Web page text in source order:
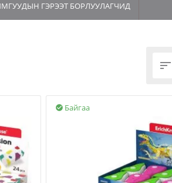
ГЭРЭЭТ БОРЛУУЛАГЧИД

Байгаа
